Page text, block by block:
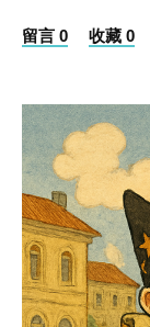
留言 0 收藏 0